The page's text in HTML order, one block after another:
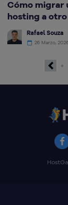
Cómo migrar
hosting a otro
Rafael Souza
26 Marzo,